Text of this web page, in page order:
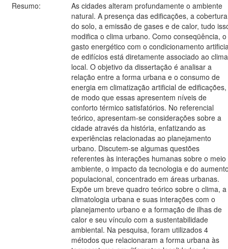
Resumo:
As cidades alteram profundamente o ambiente
natural. A presença das edificações, a cobertura
do solo, a emissão de gases e de calor, tudo
modifica o clima urbano. Como conseqüência, o
gasto energético com o condicionamento
de edifícios está diretamente associado ao clima
local. O objetivo da dissertação é analisar a
relação entre a forma urbana e o consumo de
energia em climatização artificial de edificações,
de modo que essas apresentem níveis de
conforto térmico satisfatórios. No referencial
teórico, apresentam-se considerações sobre a
cidade através da história, enfatizando as
experiências relacionadas ao planejamento
urbano. Discutem-se algumas questões
referentes às interações humanas sobre o meio
ambiente, o impacto da tecnologia e do
populacional, concentrado em áreas urbanas.
Expõe um breve quadro teórico sobre o clima, a
climatologia urbana e suas interações com o
planejamento urbano e a formação de ilhas de
calor e seu vínculo com a sustentabilidade
ambiental. Na pesquisa, foram utilizados 4
métodos que relacionaram a forma urbana às